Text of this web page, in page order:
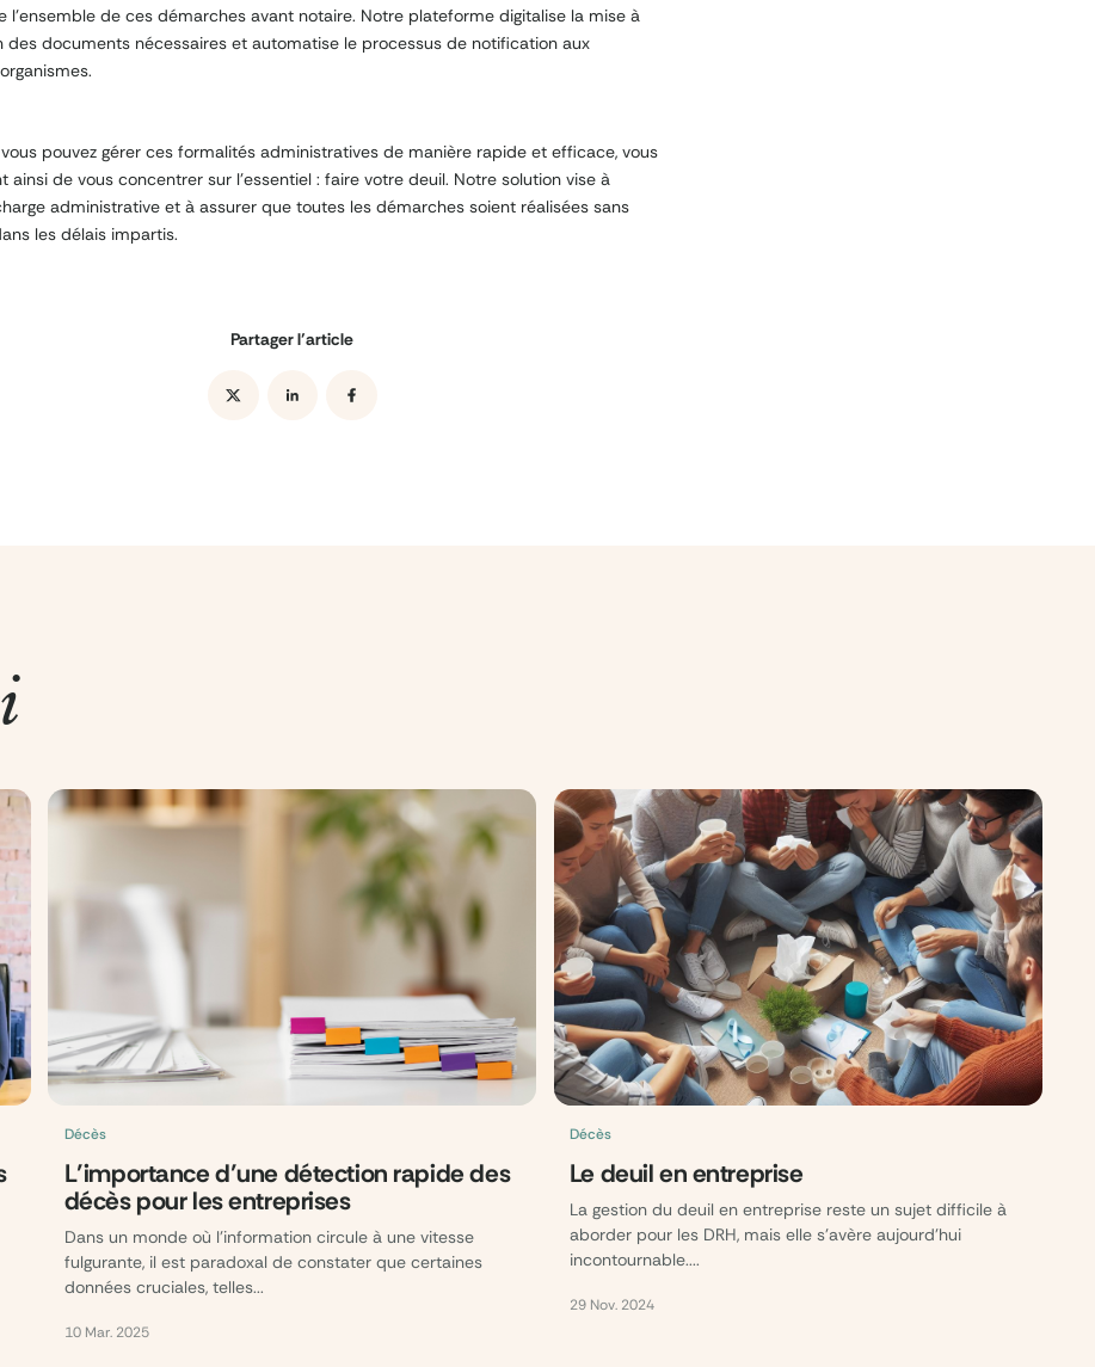
l’ensemble de ces démarches avant notaire. Notre plateforme digitalise la mise à
des documents nécessaires et automatise le processus de notification aux
vous pouvez gérer ces formalités administratives de manière rapide et efficace, vous
ainsi de vous concentrer sur l’essentiel : faire votre deuil. Notre solution vise à
administrative et à assurer que toutes les démarches soient réalisées sans
les délais impartis.
Partager l’article
Décès
L’importance d’une détection rapide des
décès pour les entreprises
Dans un monde où l’information circule à une vitesse
fulgurante, il est paradoxal de constater que certaines
données cruciales, telles...
10 Mar. 2025
Décès
Le deuil en entreprise
La gestion du deuil en entreprise reste un sujet difficile à
aborder pour les DRH, mais elle s’avère aujourd’hui
incontournable....
29 Nov. 2024